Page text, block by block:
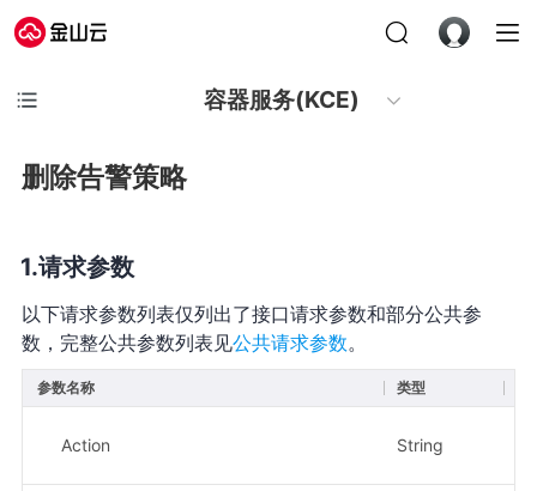
容器服务(KCE)
删除告警策略
请求参数
以下请求参数列表仅列出了接口请求参数和部分公共参
数，完整公共参数列表见公共请求参数。
参数名称 类型
Action String